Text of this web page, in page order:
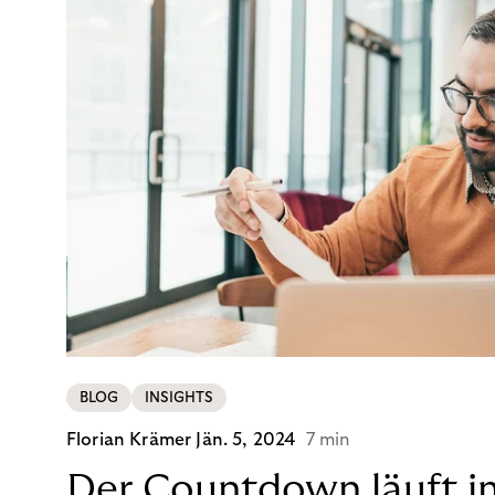
BLOG INSIGHTS
Florian Krämer Jän. 5, 2024 7 min